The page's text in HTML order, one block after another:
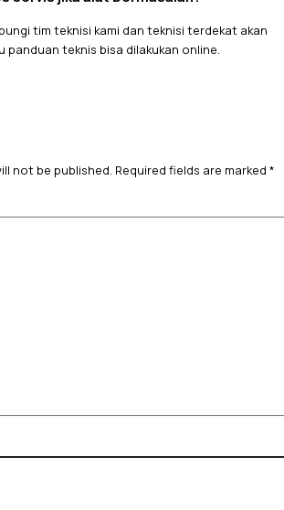
tim teknisi kami dan teknisi terdekat akan
panduan teknis bisa dilakukan online.
not be published. Required fields are marked *